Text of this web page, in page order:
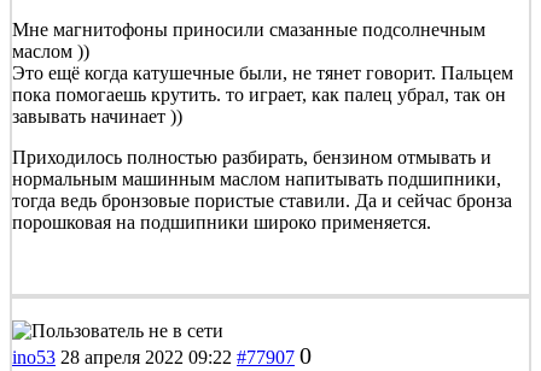
Мне магнитофоны приносили смазанные подсолнечным
маслом ))
Это ещё когда катушечные были, не тянет говорит. Пальцем
пока помогаешь крутить. то играет, как палец убрал, так он
завывать начинает ))
Приходилось полностью разбирать, бензином отмывать и
нормальным машинным маслом напитывать подшипники,
тогда ведь бронзовые пористые ставили. Да и сейчас бронза
порошковая на подшипники широко применяется.
ino53 28 апреля 2022 09:22 #77907 0